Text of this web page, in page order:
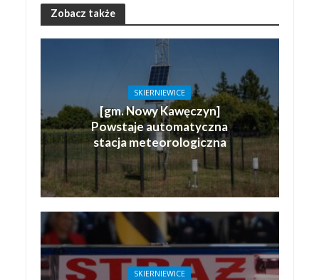
Zobacz także
SKIERNIEWICE
[gm. Nowy Kawęczyn]
Powstaje automatyczna
stacja meteorologiczna
SKIERNIEWICE